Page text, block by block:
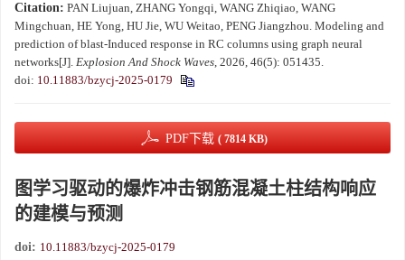
Citation: PAN Liujuan, ZHANG Yongqi, WANG Zhiqiao, WANG
Mingchuan, HE Yong, HU Jie, WU Weitao, PENG Jiangzhou. Modeling and
prediction of blast-Induced response in RC columns using graph neural
networks[J]. Explosion And Shock Waves, 2026, 46(5): 051435.
doi: 10.11883/bzycj-2025-0179
PDF下载 ( 7814 KB)
图学习驱动的爆炸冲击钢筋混凝土柱结构响应
的建模与预测
doi: 10.11883/bzycj-2025-0179